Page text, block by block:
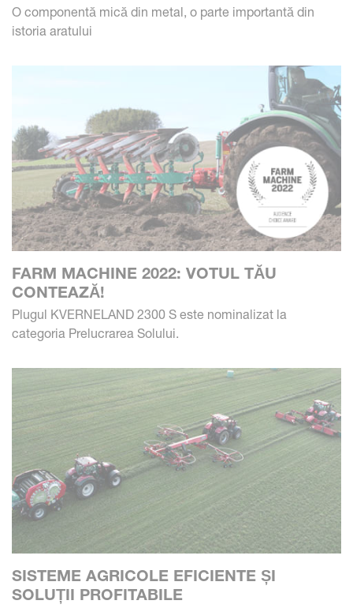
O componentă mică din metal, o parte importantă din
istoria aratului
FARM MACHINE 2022: VOTUL TĂU
CONTEAZĂ!
Plugul KVERNELAND 2300 S este nominalizat la
categoria Prelucrarea Solului.
SISTEME AGRICOLE EFICIENTE ȘI
SOLUȚII PROFITABILE